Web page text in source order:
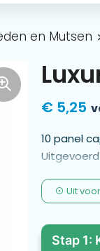
en Mutsen
€ 5,25
10 panel
Uit
Stap 1: